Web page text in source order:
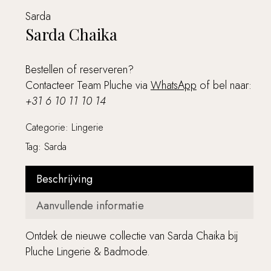
Sarda
Sarda Chaika
Bestellen of reserveren?
Contacteer Team Pluche via WhatsApp of bel naar:
+31 6 10 11 10 14
Categorie: Lingerie
Tag: Sarda
Beschrijving
Aanvullende informatie
Ontdek de nieuwe collectie van Sarda Chaika bij
Pluche Lingerie & Badmode.